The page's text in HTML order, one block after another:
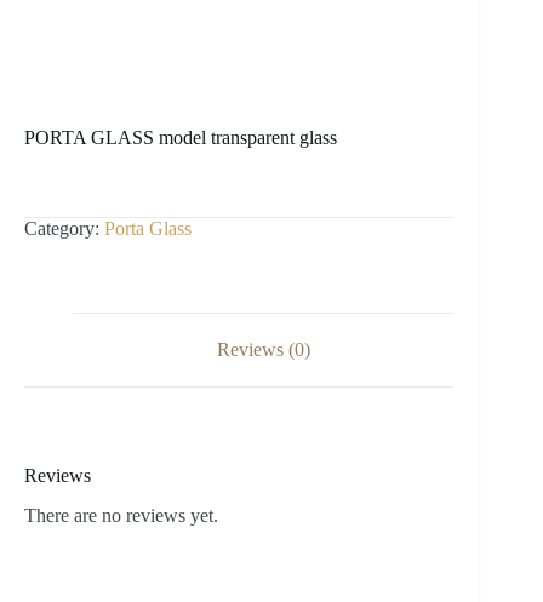
PORTA GLASS model transparent glass
Category: Porta Glass
Reviews (0)
Reviews
There are no reviews yet.